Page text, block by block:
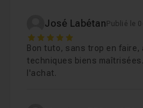
Leçon 9
José Labétan Publié le
5
Bon tuto, sans trop en faire,
techniques biens
l'achat.